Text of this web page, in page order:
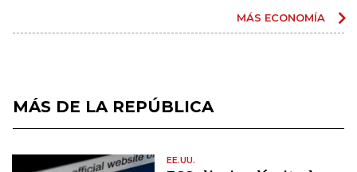
MÁS ECONOMÍA
MÁS DE LA REPÚBLICA
EE.UU.